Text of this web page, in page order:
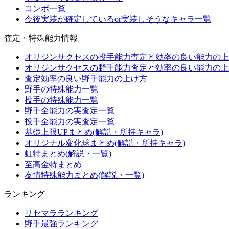
コンボ一覧
今後実装が確定しているor実装しそうなキャラ一覧
査定・特殊能力情報
オリジンサクセスの投手能力査定と効率の良い能力の
オリジンサクセスの野手能力査定と効率の良い能力の
査定効率の良い野手能力の上げ方
野手の特殊能力一覧
投手の特殊能力一覧
野手全能力の実査定一覧
投手全能力の実査定一覧
基礎上限UPまとめ(解説・所持キャラ)
オリジナル変化球まとめ(解説・所持キャラ)
虹特まとめ(解説・一覧)
至高金特まとめ
友情特殊能力まとめ(解説・一覧)
ランキング
リセマラランキング
野手最強ランキング